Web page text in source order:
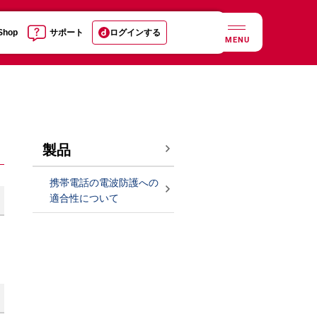
サポート ログインする
MENU
製品
携帯電話の電波防護への
適合性について